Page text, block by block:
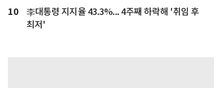
10
李대통령 지지율 43.3%... 4주째 하락해 '취임 후
최저'